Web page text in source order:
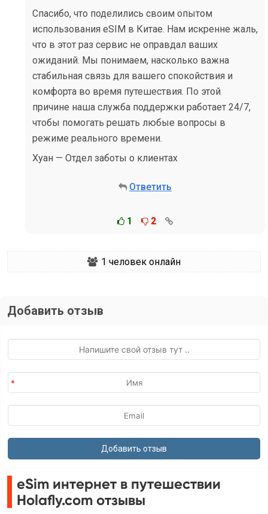
Спасибо, что поделились своим опытом
использования eSIM в Китае. Нам искренне жаль,
что в этот раз сервис не оправдал ваших
ожиданий. Мы понимаем, насколько важна
стабильная связь для вашего спокойствия и
комфорта во время путешествия. По этой
причине наша служба поддержки работает 24/7,
чтобы помогать решать любые вопросы в
режиме реального времени.
Хуан — Отдел заботы о клиентах
Ответить
1 2
1 человек онлайн
Добавить отзыв
eSim интернет в путешествии
Holafly.com отзывы